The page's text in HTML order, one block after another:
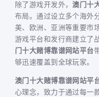
除了游戏开发外，澳门十
布局。通过设立多个海外
美、欧洲、亚洲等重要市
游戏平台和发行商建立了
门十大赌博靠谱网站平台
够迅速覆盖到全球玩家。
澳门十大赌博靠谱网站平
心理念，致力于通过每一